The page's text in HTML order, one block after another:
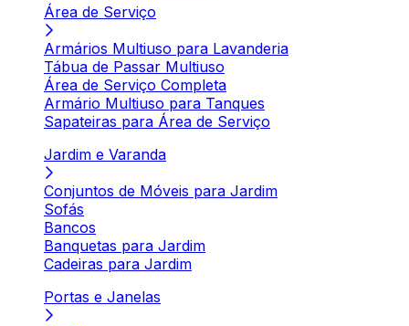
Área de Serviço
Armários Multiuso para Lavanderia
Tábua de Passar Multiuso
Área de Serviço Completa
Armário Multiuso para Tanques
Sapateiras para Área de Serviço
Jardim e Varanda
Conjuntos de Móveis para Jardim
Sofás
Bancos
Banquetas para Jardim
Cadeiras para Jardim
Portas e Janelas